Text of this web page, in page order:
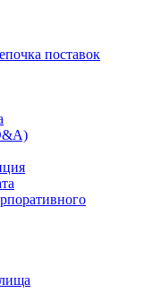
поставок